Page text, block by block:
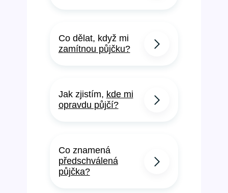
Co dělat, když mi
zamítnou půjčku?
Jak zjistím, kde mi
opravdu půjčí?
Co znamená
předschválená
půjčka?